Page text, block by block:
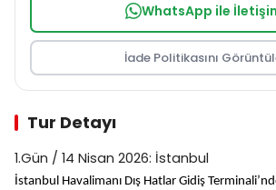
Tur Detayı
1.Gün / 14 Nisan 2026: İstanbul
İstanbul Havalimanı Dış Hatlar Gidiş
WhatsApp ile
İade Politikasını